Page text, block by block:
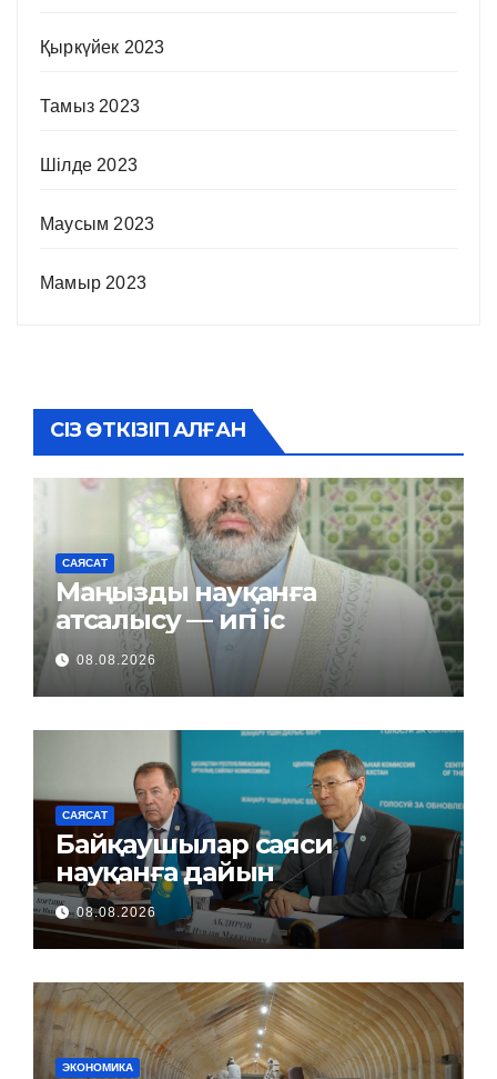
Қыркүйек 2023
Тамыз 2023
Шілде 2023
Маусым 2023
Мамыр 2023
СІЗ ӨТКІЗІП АЛҒАН
САЯСАТ
Маңызды науқанға
атсалысу — игі іс
08.08.2026
САЯСАТ
Байқаушылар саяси
науқанға дайын
08.08.2026
ЭКОНОМИКА